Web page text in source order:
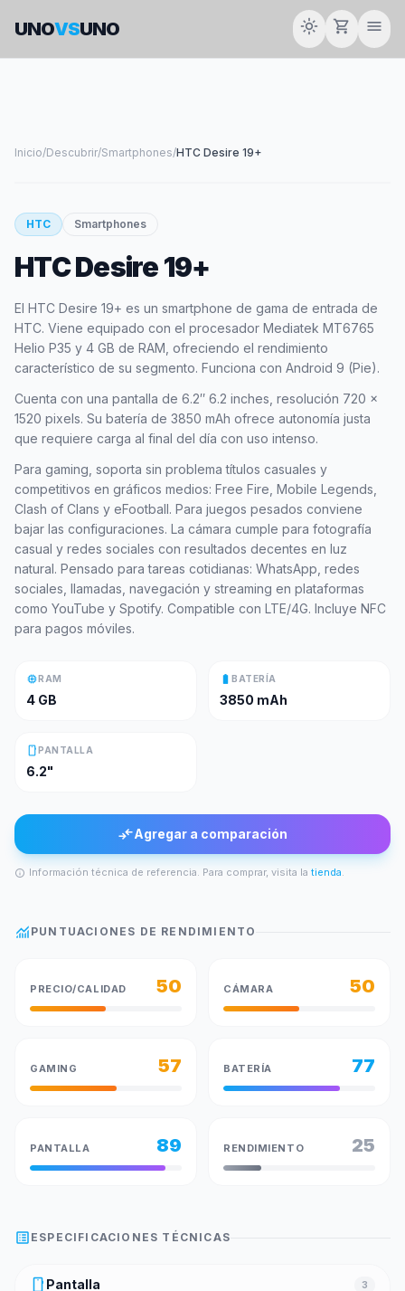
UNOVSUNO light_mode shopping_cart menu
Inicio/Descubrir/Smartphones/HTC Desire 19+
HTC Smartphones
HTC Desire 19+
El HTC Desire 19+ es un smartphone de gama de entrada de
HTC. Viene equipado con el procesador Mediatek MT6765
Helio P35 y 4 GB de RAM, ofreciendo el rendimiento
característico de su segmento. Funciona con Android 9 (Pie).
Cuenta con una pantalla de 6.2″ 6.2 inches, resolución 720 x
1520 pixels. Su batería de 3850 mAh ofrece autonomía justa
que requiere carga al final del día con uso intenso.
Para gaming, soporta sin problema títulos casuales y
competitivos en gráficos medios: Free Fire, Mobile Legends,
Clash of Clans y eFootball. Para juegos pesados conviene
bajar las configuraciones. La cámara cumple para fotografía
casual y redes sociales con resultados decentes en luz
natural. Pensado para tareas cotidianas: WhatsApp, redes
sociales, llamadas, navegación y streaming en plataformas
como YouTube y Spotify. Compatible con LTE/4G. Incluye NFC
para pagos móviles.
memoryRAM
4 GB
battery_full BATERÍA
3850 mAh
smartphonePANTALLA
6.2"
compare_arrowsAgregar a comparación
info Información técnica de referencia. Para comprar, visita la tienda.
monitoring PUNTUACIONES DE RENDIMIENTO
PRECIO/CALIDAD 50 CÁMARA 50
GAMING 57 BATERÍA 77
PANTALLA 89 RENDIMIENTO 25
list_alt ESPECIFICACIONES TÉCNICAS
smartphone Pantalla 3